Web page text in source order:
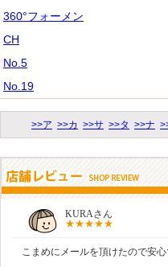
360°フォーメン
CH
No.5
No.19
>>ア >>カ >>サ >>タ >>ナ
KURAさん
こまめにメールを頂けたので安心